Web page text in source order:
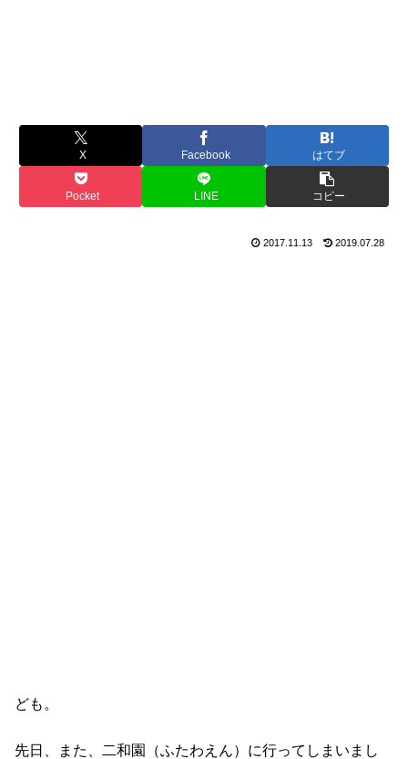
X Facebook はてブ
Pocket LINE コピー
2017.11.13 2019.07.28
ども。
先日、また、二和園（ふたわえん）に行ってしまいまし